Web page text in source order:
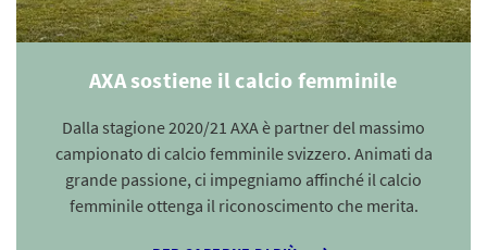
AXA sostiene il calcio femminile
Dalla stagione 2020/21 AXA è partner del massimo
campionato di calcio femminile svizzero. Animati da
grande passione, ci impegniamo affinché il calcio
femminile ottenga il riconoscimento che merita.